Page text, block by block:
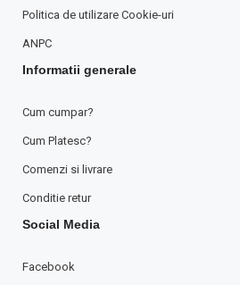
Politica de utilizare Cookie-uri
ANPC
Informatii generale
Cum cumpar?
Cum Platesc?
Comenzi si livrare
Conditie retur
Social Media
Facebook